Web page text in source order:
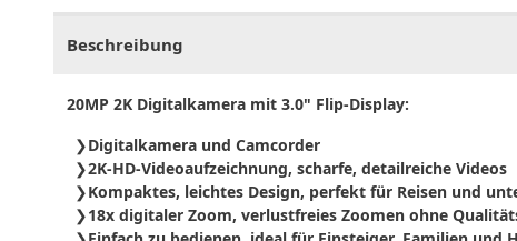
Beschreibung
20MP 2K Digitalkamera mit 3.0" Flip-Display:
Digitalkamera und Camcorder
2K-HD-Videoaufzeichnung, scharfe, detailreiche Videos
Kompaktes, leichtes Design, perfekt für Reisen und
18x digitaler Zoom, verlustfreies Zoomen ohne